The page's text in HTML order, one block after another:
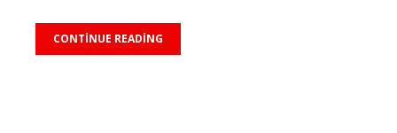
CONTINUE READING